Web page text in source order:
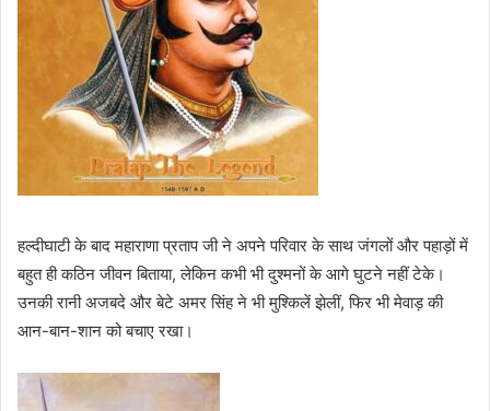
हल्दीघाटी के बाद महाराणा प्रताप जी ने अपने परिवार के साथ जंगलों और पहाड़ों में
बहुत ही कठिन जीवन बिताया, लेकिन कभी भी दुश्मनों के आगे घुटने नहीं टेके।
उनकी रानी अजबदे और बेटे अमर सिंह ने भी मुश्किलें झेलीं, फिर भी मेवाड़ की
आन-बान-शान को बचाए रखा।